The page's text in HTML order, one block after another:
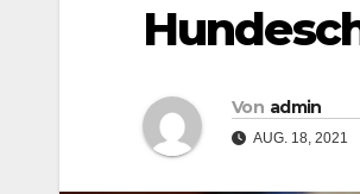
Von admin
AUG. 18, 2021